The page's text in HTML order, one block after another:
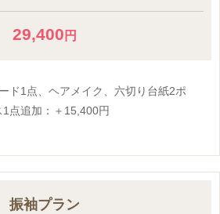
29,400 円
ド1点、ヘアメイク、六切り台紙2ポ
点追加：＋15,400円
振袖プラン